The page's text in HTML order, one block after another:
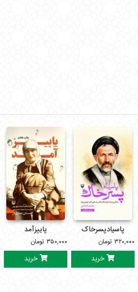
پاسیادپسرخاک
۳۲۰,۰۰۰ تومان
خرید
پاییزآمد
۳۵۰,۰۰۰ تومان
خرید